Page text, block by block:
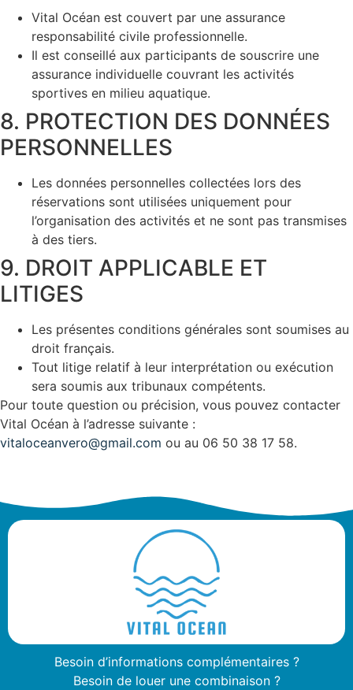
Vital Océan est couvert par une assurance
responsabilité civile professionnelle.
Il est conseillé aux participants de souscrire une
assurance individuelle couvrant les activités
sportives en milieu aquatique.
8. PROTECTION DES DONNÉES
PERSONNELLES
Les données personnelles collectées lors des
réservations sont utilisées uniquement pour
l’organisation des activités et ne sont pas transmises
à des tiers.
9. DROIT APPLICABLE ET
LITIGES
Les présentes conditions générales sont soumises au
droit français.
Tout litige relatif à leur interprétation ou exécution
sera soumis aux tribunaux compétents.
Pour toute question ou précision, vous pouvez contacter
Vital Océan à l’adresse suivante :
vitaloceanvero@gmail.com ou au 06 50 38 17 58.
Besoin d’informations complémentaires ?
Besoin de louer une combinaison ?